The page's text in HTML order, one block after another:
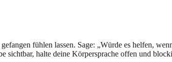
fühlen lassen. Sage: „Würde es helfen,
halte deine Körpersprache offen und